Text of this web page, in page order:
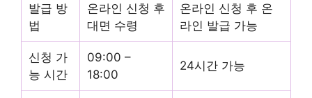
발급 방
법
온라인 신청 후
대면 수령
온라인 신청 후 온
라인 발급 가능
신청 가
능 시간
09:00 –
18:00
24시간 가능